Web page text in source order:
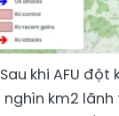
Sau khi AFU
nghìn km2